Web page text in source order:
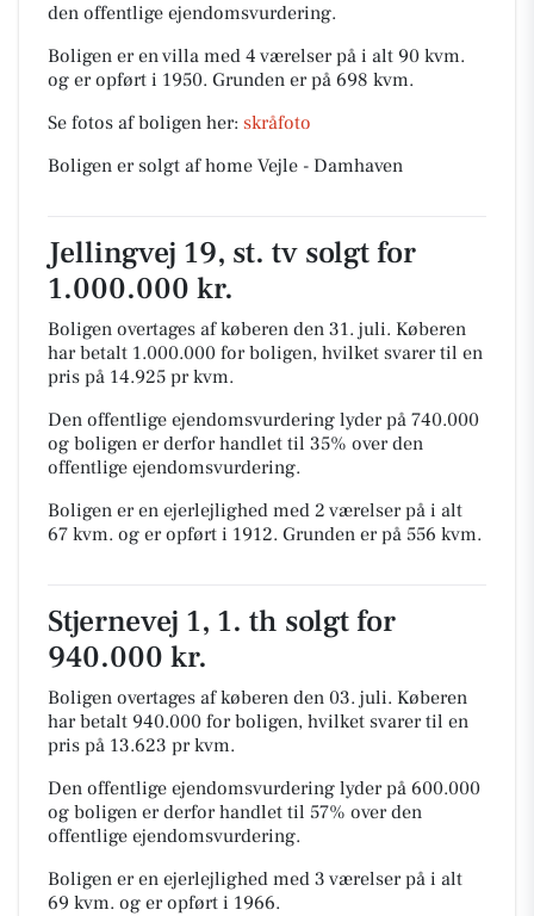
den offentlige ejendomsvurdering.
Boligen er en villa med 4 værelser på i alt 90 kvm.
og er opført i 1950. Grunden er på 698 kvm.
Se fotos af boligen her: skråfoto
Boligen er solgt af home Vejle - Damhaven
Jellingvej 19, st. tv solgt for
1.000.000 kr.
Boligen overtages af køberen den 31. juli. Køberen
har betalt 1.000.000 for boligen, hvilket svarer til en
pris på 14.925 pr kvm.
Den offentlige ejendomsvurdering lyder på 740.000
og boligen er derfor handlet til 35% over den
offentlige ejendomsvurdering.
Boligen er en ejerlejlighed med 2 værelser på i alt
67 kvm. og er opført i 1912. Grunden er på 556 kvm.
Stjernevej 1, 1. th solgt for
940.000 kr.
Boligen overtages af køberen den 03. juli. Køberen
har betalt 940.000 for boligen, hvilket svarer til en
pris på 13.623 pr kvm.
Den offentlige ejendomsvurdering lyder på 600.000
og boligen er derfor handlet til 57% over den
offentlige ejendomsvurdering.
Boligen er en ejerlejlighed med 3 værelser på i alt
69 kvm. og er opført i 1966.